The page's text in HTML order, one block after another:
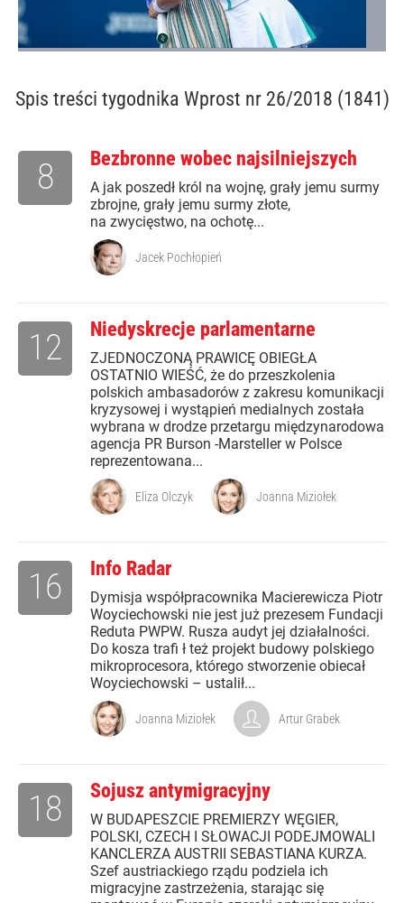
Spis treści tygodnika Wprost nr 26/2018 (1841)
Bezbronne wobec najsilniejszych
A jak poszedł król na wojnę, grały jemu surmy
zbrojne, grały jemu surmy złote,
na zwycięstwo, na ochotę...
8
Jacek Pochłopień
Niedyskrecje parlamentarne
ZJEDNOCZONĄ PRAWICĘ OBIEGŁA
OSTATNIO WIEŚĆ, że do przeszkolenia
polskich ambasadorów z zakresu komunikacji
kryzysowej i wystąpień medialnych została
wybrana w drodze przetargu międzynarodowa
agencja PR Burson -Marsteller w Polsce
reprezentowana...
12
Eliza Olczyk Joanna Miziołek
Info Radar
Dymisja współpracownika Macierewicza Piotr
Woyciechowski nie jest już prezesem Fundacji
Reduta PWPW. Rusza audyt jej działalności.
Do kosza trafi ł też projekt budowy polskiego
mikroprocesora, którego stworzenie obiecał
Woyciechowski – ustalił...
16
Joanna Miziołek Artur Grabek
Sojusz antymigracyjny
W BUDAPESZCIE PREMIERZY WĘGIER,
POLSKI, CZECH I SŁOWACJI PODEJMOWALI
KANCLERZA AUSTRII SEBASTIANA KURZA.
Szef austriackiego rządu podziela ich
migracyjne zastrzeżenia, starając się
18